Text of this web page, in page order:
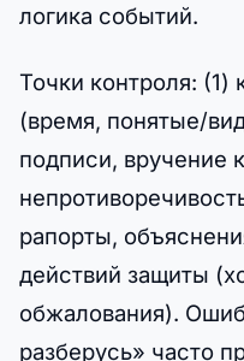
логика событий.
Точки контроля: (1)
(время, понятые/
подписи, вручение
рапорты,
действий защиты
обжалования).
разберусь» часто